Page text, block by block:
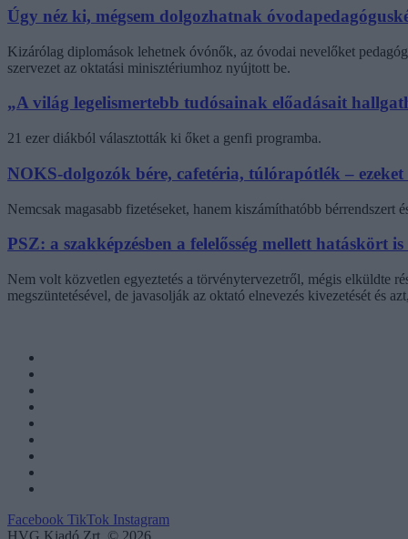
Úgy néz ki, mégsem dolgozhatnak
Kizárólag diplomások lehetnek óvónők, az óvodai nevelőket
szervezet az oktatási minisztériumhoz nyújtott be.
„A világ legelismertebb tudósainak előadásait
21 ezer diákból választották ki őket a genfi programba.
NOKS-dolgozók bére, cafetéria, túlórapótlék –
Nemcsak magasabb fizetéseket, hanem kiszámíthatóbb
PSZ: a szakképzésben a felelősség mellett hatáskört
Nem volt közvetlen egyeztetés a törvénytervezetről, mégis elküldte
megszüntetésével, de javasolják az oktató elnevezés kivezetését és
Facebook TikTok Instagram
HVG Kiadó Zrt. © 2026